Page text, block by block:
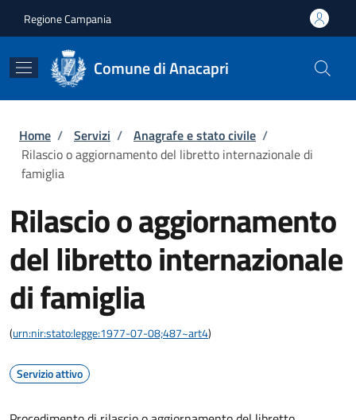
Regione Campania
Comune di Anacapri
Briciole di pane
Home / Servizi / Anagrafe e stato civile /
Rilascio o aggiornamento del libretto internazionale di
famiglia
Rilascio o aggiornamento
del libretto internazionale
di famiglia
(urn:nir:stato:legge:1977-07-08;487~art4)
Servizio attivo